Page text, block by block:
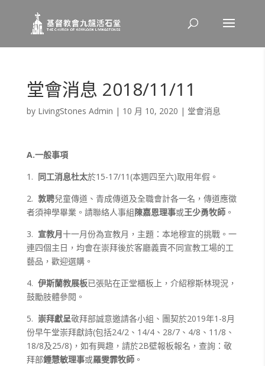
堂會消息 2018/11/11
by LivingStones Admin | 10 月 10, 2020 | 堂會消息
A.一般事項
1. 同工消息杜太於15-17/11(本週四至六)取用年假。
2. 敦聘兒童傳道、青成傳道及全職會計各一名，傳道應徵
者須神學畢業。請聯絡人事組陳嘉恩理事或王少勇牧師。
3. 宣教月十一月份為宣教月，主題：本地穆宣的挑戰。一
連四個主日，均會在崇拜後於客廳義賣不同宣教工場的工
藝品，歡迎選購。
4. 伊斯蘭教展板已張貼在正堂櫃板上，介紹穆斯林現況，
鼓勵肢體參閱。
5. 崇拜獻呈敬拜部誠意邀請各小組、團契於2019年1-8月
份早午堂崇拜獻詩(包括24/2、14/4、28/7、4/8、11/8、
18/8及25/8)，如有興趣，請於2B壁報板報名，查詢：敬
拜部鍾慧敏理事或羅雯霏牧師。